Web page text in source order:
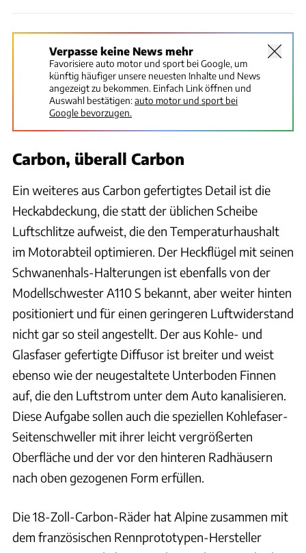
Verpasse keine News mehr
Favorisiere auto motor und sport bei Google, um
künftig häufiger unsere neuesten Inhalte und News
angezeigt zu bekommen. Einfach Link öffnen und
Auswahl bestätigen:auto motor und sport bei
Google bevorzugen.
Carbon, überall Carbon
Ein weiteres aus Carbon gefertigtes Detail ist die
Heckabdeckung, die statt der üblichen Scheibe
Luftschlitze aufweist, die den Temperaturhaushalt
im Motorabteil optimieren. Der Heckflügel mit seinen
Schwanenhals-Halterungen ist ebenfalls von der
Modellschwester A110 S bekannt, aber weiter hinten
positioniert und für einen geringeren Luftwiderstand
nicht gar so steil angestellt. Der aus Kohle- und
Glasfaser gefertigte Diffusor ist breiter und weist
ebenso wie der neugestaltete Unterboden Finnen
auf, die den Luftstrom unter dem Auto kanalisieren.
Diese Aufgabe sollen auch die speziellen Kohlefaser-
Seitenschweller mit ihrer leicht vergrößerten
Oberfläche und der vor den hinteren Radhäusern
nach oben gezogenen Form erfüllen.
Die 18-Zoll-Carbon-Räder hat Alpine zusammen mit
dem französischen Rennprototypen-Hersteller